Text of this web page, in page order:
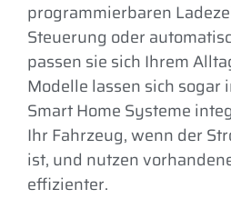
programmierbaren
Steuerung oder
passen sie sich Ihrem
Modelle lassen sich sogar
Smart Home Systeme
Ihr Fahrzeug, wenn der
ist, und nutzen
effizienter.